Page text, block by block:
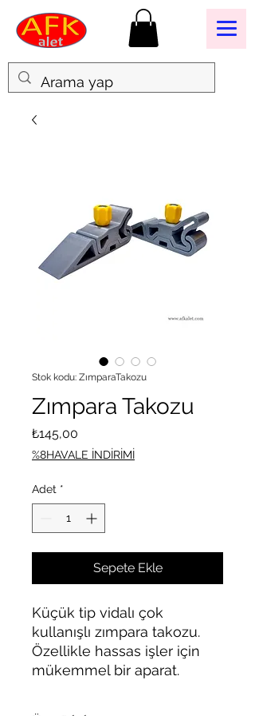
Stok kodu: ZımparaTakozu
Zımpara Takozu
₺145,00
%8HAVALE İNDİRİMİ
Adet *
Sepete Ekle
Küçük tip vidalı çok
kullanışlı zımpara takozu.
Özellikle hassas işler için
mükemmel bir aparat.